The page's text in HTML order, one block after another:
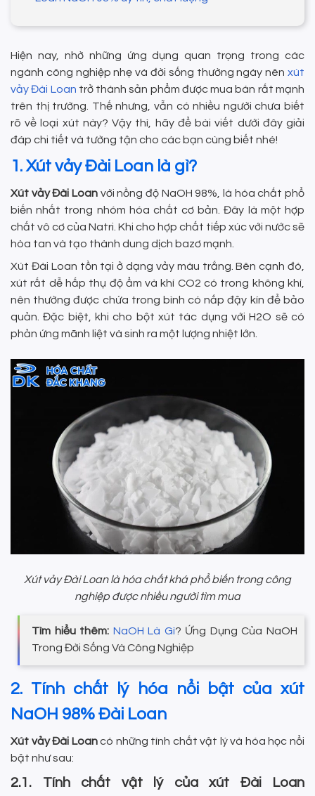
Hiện nay, nhờ những ứng dụng quan trọng trong các
ngành công nghiệp nhẹ và đời sống thường ngày nên xút
vảy Đài Loan trở thành sản phẩm được mua bán rất mạnh
trên thị trường. Thế nhưng, vẫn có nhiều người chưa biết
rõ về loại xút này? Vậy thì, hãy để bài viết dưới đây giải
đáp chi tiết và tường tận cho các bạn cùng biết nhé!
1. Xút vảy Đài Loan là gì?
Xút vảy Đài Loan với nồng độ NaOH 98%, là hóa chất phổ
biến nhất trong nhóm hóa chất cơ bản. Đây là một hợp
chất vô cơ của Natri. Khi cho hợp chất tiếp xúc với nước sẽ
hòa tan và tạo thành dung dịch bazơ mạnh.
Xút Đài Loan tồn tại ở dạng vảy màu trắng. Bên cạnh đó,
xút rất dễ hấp thụ độ ẩm và khí CO2 có trong không khí,
nên thường được chứa trong bình có nắp đậy kín để bảo
quản. Đặc biệt, khi cho bột xút tác dụng với H2O sẽ có
phản ứng mãnh liệt và sinh ra một lượng nhiệt lớn.
Xút vảy Đài Loan là hóa chất khá phổ biến trong công
nghiệp được nhiều người tìm mua
Tìm hiểu thêm: NaOH Là Gì? Ứng Dụng Của NaOH
Trong Đời Sống Và Công Nghiệp
2. Tính chất lý hóa nổi bật của xút
NaOH 98% Đài Loan
Xút vảy Đài Loancó những tính chất vật lý và hóa học nổi
bật như sau:
2.1. Tính chất vật lý của xút Đài Loan